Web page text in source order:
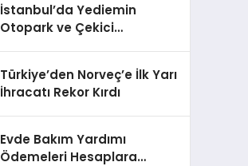
İstanbul’da Yediemin
Otopark ve Çekici
Türkiye’den Norveç’e İlk Yarı
İhracatı Rekor Kırdı
Evde Bakım Yardımı
Ödemeleri Hesaplara